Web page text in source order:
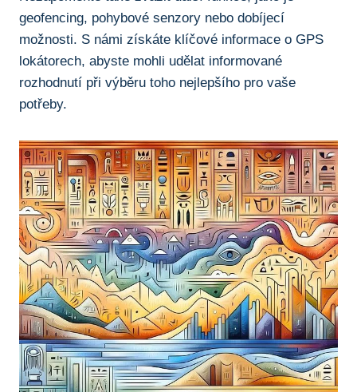
geofencing, pohybové senzory nebo dobíjecí⁣
možnosti. S námi získáte ⁤klíčové informace o GPS
⁢lokátorech, abyste⁣ mohli udělat informované
rozhodnutí při výběru toho ⁣nejlepšího pro vaše
potřeby.